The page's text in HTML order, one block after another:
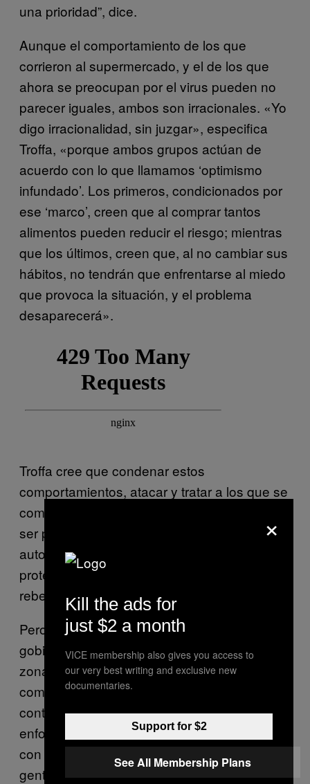
una prioridad”, dice.
Aunque el comportamiento de los que
corrieron al supermercado, y el de los que
ahora se preocupan por el virus pueden no
parecer iguales, ambos son irracionales. «Yo
digo irracionalidad, sin juzgar», especifica
Troffa, «porque ambos grupos actúan de
acuerdo con lo que llamamos ‘optimismo
infundado’. Los primeros, condicionados por
ese ‘marco’, creen que al comprar tantos
alimentos pueden reducir el riesgo; mientras
que los últimos, creen que, al no cambiar sus
hábitos, no tendrán que enfrentarse al miedo
que provoca la situación, y el problema
desaparecerá».
Troffa cree que condenar estos
comportamientos, atacar y tratar a los que se
comportan así como si fueran tontos puede
ser perjudicial. «Todos tenemos una
autoestima y una imagen social, y queremos
protegerlas”. Si se les ataca, podrían
rebelarse.
Pero, entonces, ¿qué puede hacer el
gobierno? Ahora mismo, Italia y España son
zonas de riesgo, pero hay ciertos
comportamientos que son imposibles de
controlar. Troffa cree que se necesita un
enfoque mucho más general. Por ejemplo,
con el trabajo, hubiera sido mejor obligar a la
gente a trabajar desde casa, en vez de solo
×
Kill the ads for
just $2 a month
VICE membership also gives you access to
our very best writing and exclusive new
documentaries.
Support for $2
See All Membership Plans